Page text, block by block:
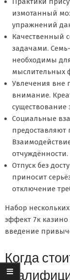
измотанный
упражнений
Качественный
задачами.
необходимы
мыслительных
Увлечения вне
внимание.
Социальные
предоставляют
отчуждённости.
Отпуск без
приносит
отключение
Набор
эффект 7к
введение
Когда